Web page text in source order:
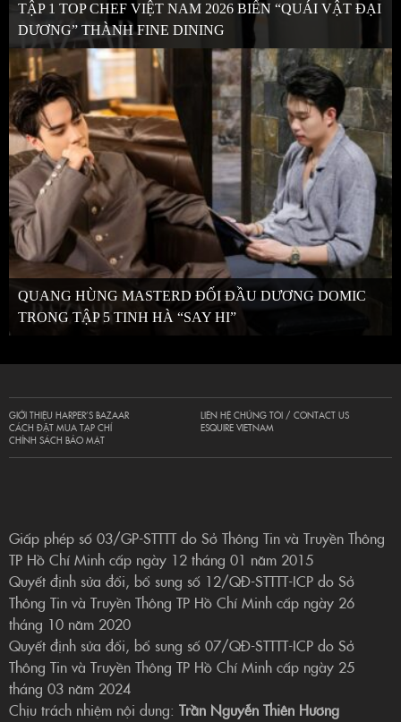
TẬP 1 TOP CHEF VIỆT NAM 2026 BIẾN “QUÁI VẬT ĐẠI
DƯƠNG” THÀNH FINE DINING
QUANG HÙNG MASTERD ĐỐI ĐẦU DƯƠNG DOMIC
TRONG TẬP 5 TINH HÀ “SAY HI”
GIỚI THIỆU HARPER’S BAZAAR
CÁCH ĐẶT MUA TẠP CHÍ
CHÍNH SÁCH BẢO MẬT
LIÊN HỆ CHÚNG TÔI / CONTACT US
ESQUIRE VIETNAM
Giấp phép số 03/GP-STTTT do Sở Thông Tin và Truyền Thông
TP Hồ Chí Minh cấp ngày 12 tháng 01 năm 2015
Quyết định sửa đổi, bổ sung số 12/QĐ-STTTT-ICP do Sở
Thông Tin và Truyền Thông TP Hồ Chí Minh cấp ngày 26
tháng 10 năm 2020
Quyết định sửa đổi, bổ sung số 07/QĐ-STTTT-ICP do Sở
Thông Tin và Truyền Thông TP Hồ Chí Minh cấp ngày 25
tháng 03 năm 2024
Chịu trách nhiệm nội dung: Trần Nguyễn Thiên Hương